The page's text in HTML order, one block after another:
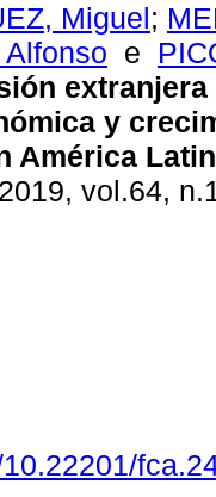
Miguel;
e
extranjera
y
América
vol.64,